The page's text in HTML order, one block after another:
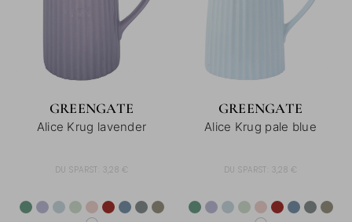
GREENGATE
Alice Krug lavender
DU SPARST: 3,28 €
GREENGATE
Alice Krug pale blue
DU SPARST: 3,28 €